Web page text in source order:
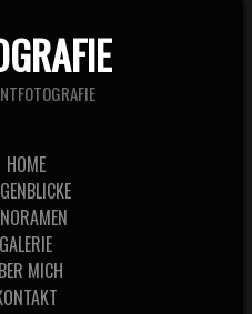
HOME
GALERIE
MICH